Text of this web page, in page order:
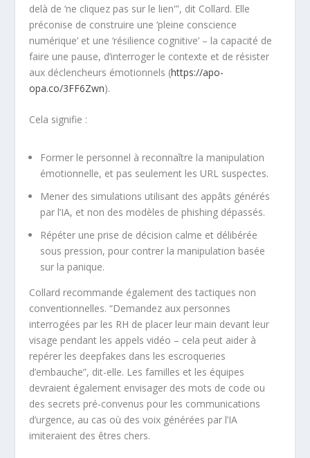
delà de ‘ne cliquez pas sur le lien'”, dit Collard. Elle
préconise de construire une ‘pleine conscience
numérique’ et une ‘résilience cognitive’ – la capacité de
faire une pause, d’interroger le contexte et de résister
aux déclencheurs émotionnels (https://apo-
opa.co/3FF6Zwn).
Cela signifie :
Former le personnel à reconnaître la manipulation
émotionnelle, et pas seulement les URL suspectes.
Mener des simulations utilisant des appâts générés
par l’IA, et non des modèles de phishing dépassés.
Répéter une prise de décision calme et délibérée
sous pression, pour contrer la manipulation basée
sur la panique.
Collard recommande également des tactiques non
conventionnelles. “Demandez aux personnes
interrogées par les RH de placer leur main devant leur
visage pendant les appels vidéo – cela peut aider à
repérer les deepfakes dans les escroqueries
d’embauche”, dit-elle. Les familles et les équipes
devraient également envisager des mots de code ou
des secrets pré-convenus pour les communications
d’urgence, au cas où des voix générées par l’IA
imiteraient des êtres chers.